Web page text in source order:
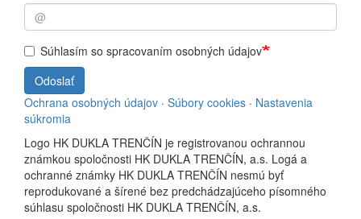
Súhlasím so spracovaním osobných údajov
Odoslať
Ochrana osobných údajov · Súbory cookies · Nastavenia
súkromia
Logo HK DUKLA TRENČÍN je registrovanou ochrannou
známkou spoločnosti HK DUKLA TRENČÍN, a.s. Logá a
ochranné známky HK DUKLA TRENČÍN nesmú byť
reprodukované a šírené bez predchádzajúceho písomného
súhlasu spoločnosti HK DUKLA TRENČÍN, a.s.